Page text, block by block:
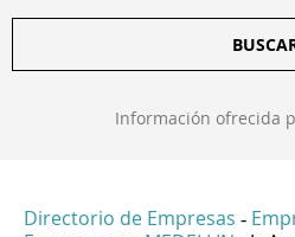
Información ofrecida
Directorio de Empresas -